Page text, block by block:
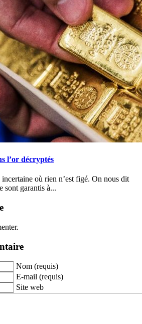
l’or décryptés
où rien n’est figé. On nous dit
sont garantis à...
Nom (requis)
E-mail (requis)
Site web